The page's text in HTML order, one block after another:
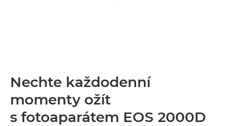
Nechte každodenní
momenty ožít
s fotoaparátem EOS 2000D